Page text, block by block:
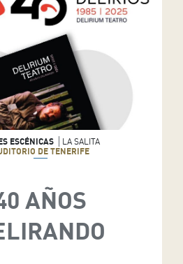
ESCÉNICAS
LA SALITA
DE TENERIFE
AÑOS